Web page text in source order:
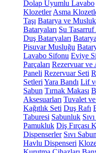
Dolap Uyumlu Lavabo
Klozetler Asma
Taşı Batarya ve
Bataryaları Su Tasarruf
Duş Bataryaları
Pisuvar Musluğu
Lavabo Sifonu Eviye
Parçaları Rezervuar ve
Paneli Rezervuar Seti
Setleri Yara Bandı Lif
Sabun Tırnak Makası
Aksesuarları Tuvalet
Kağıtlık Seti Duş Rafı
Taburesi Sabunluk
Pamukluk Diş Fırçası
Dispenserler Sıvı
Havlu Dispenseri